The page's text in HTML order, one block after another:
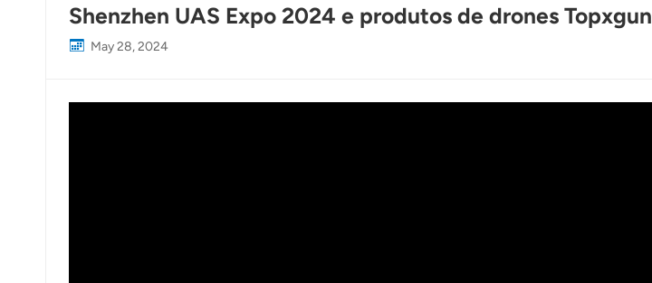
Shenzhen UAS Expo 2024 e produtos de drones Topxgun
May 28, 2024